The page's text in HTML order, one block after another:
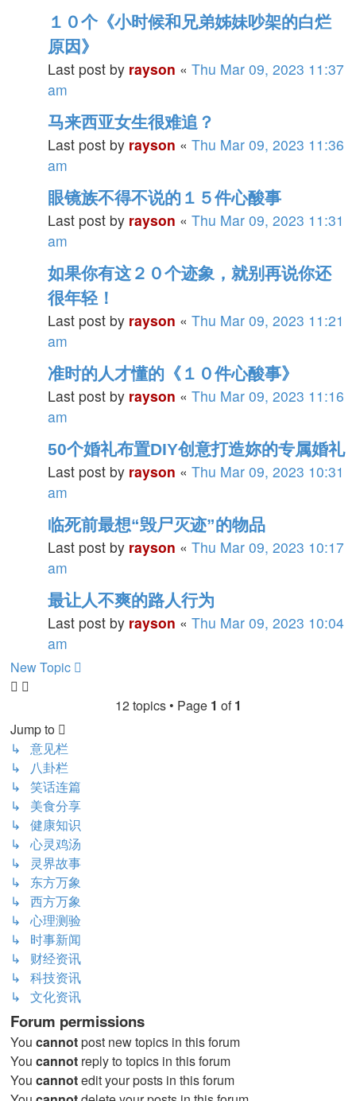
１０个《小时候和兄弟姊妹吵架的白烂
原因》
Last post by rayson « Thu Mar 09, 2023 11:37
am
马来西亚女生很难追？
Last post by rayson « Thu Mar 09, 2023 11:36
am
眼镜族不得不说的１５件心酸事
Last post by rayson « Thu Mar 09, 2023 11:31
am
如果你有这２０个迹象，就别再说你还
很年轻！
Last post by rayson « Thu Mar 09, 2023 11:21
am
准时的人才懂的《１０件心酸事》
Last post by rayson « Thu Mar 09, 2023 11:16
am
50个婚礼布置DIY创意打造妳的专属婚礼
Last post by rayson « Thu Mar 09, 2023 10:31
am
临死前最想“毁尸灭迹”的物品
Last post by rayson « Thu Mar 09, 2023 10:17
am
最让人不爽的路人行为
Last post by rayson « Thu Mar 09, 2023 10:04
am
New Topic
12 topics • Page 1 of1
Jump to
↳ 意见栏
↳ 八卦栏
↳ 笑话连篇
↳ 美食分享
↳ 健康知识
↳ 心灵鸡汤
↳ 灵界故事
↳ 东方万象
↳ 西方万象
↳ 心理测验
↳ 时事新闻
↳ 财经资讯
↳ 科技资讯
↳ 文化资讯
Forum permissions
You cannotpost new topics in this forum
You cannot reply to topics in this forum
You cannotedit your posts in this forum